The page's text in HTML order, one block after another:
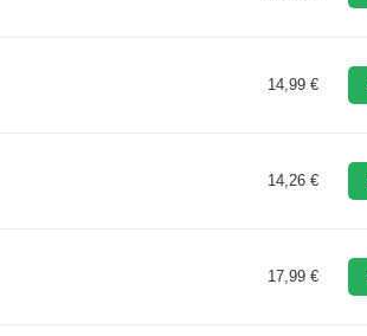
14,99 €
14,26 €
17,99 €